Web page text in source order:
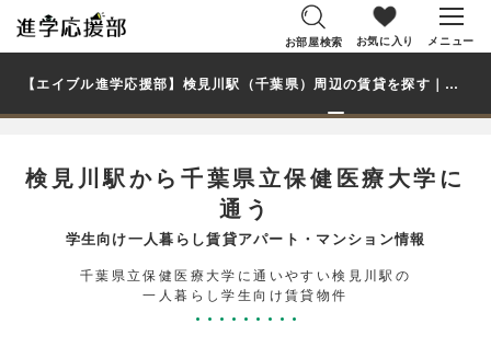
お部屋検索 お気に入り メニュー
【エイブル進学応援部】検見川駅（千葉県）周辺の賃貸を探す｜千葉県立保健医療大学学生・大学生の一人暮らし向け賃貸マンション・アパート
検見川駅から千葉県立保健医療大学に
通う
学生向け一人暮らし賃貸アパート・マンション情報
千葉県立保健医療大学に通いやすい検見川駅の
一人暮らし学生向け賃貸物件